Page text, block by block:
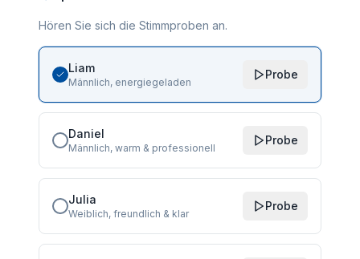
Hören Sie sich die Stimmproben an.
Liam
Männlich, energiegeladen
Probe
Daniel
Männlich, warm & professionell
Probe
Julia
Weiblich, freundlich & klar
Probe